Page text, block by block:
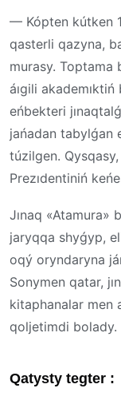
— Kópten kútken
qasterli qazyna,
murasy. Toptama
áıgili
eńbekteri
jańadan tabylǵan
túzilgen.
Prezıdentiniń
Jınaq «Atamura»
jaryqqa shyǵyp,
oqý oryndaryna
Sonymen qatar,
kitaphanalar men
qoljetimdi bolady.
Qatysty tegter :